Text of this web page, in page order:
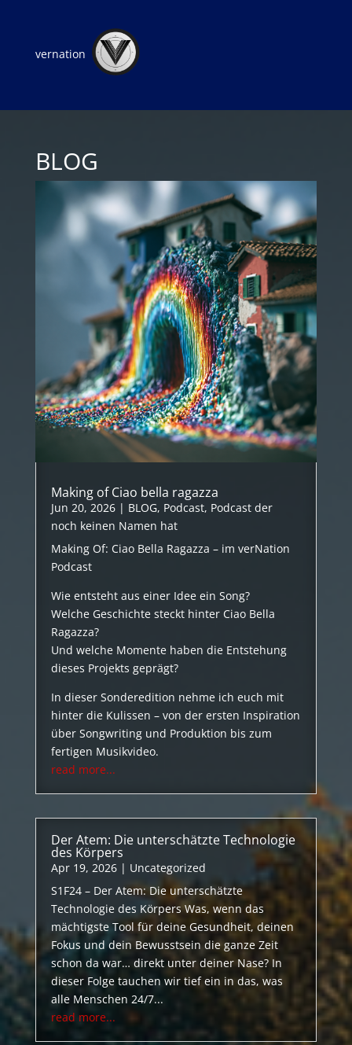
vernation
BLOG
Making of Ciao bella ragazza
Jun 20, 2026| BLOG, Podcast, Podcast der
noch keinen Namen hat
Making Of: Ciao Bella Ragazza – im verNation
Podcast
Wie entsteht aus einer Idee ein Song?
Welche Geschichte steckt hinter Ciao Bella
Ragazza?
Und welche Momente haben die Entstehung
dieses Projekts geprägt?
In dieser Sonderedition nehme ich euch mit
hinter die Kulissen – von der ersten Inspiration
über Songwriting und Produktion bis zum
fertigen Musikvideo.
read more...
Der Atem: Die unterschätzte Technologie
des Körpers
Apr 19, 2026| Uncategorized
S1F24 – Der Atem: Die unterschätzte
Technologie des Körpers Was, wenn das
mächtigste Tool für deine Gesundheit, deinen
Fokus und dein Bewusstsein die ganze Zeit
schon da war… direkt unter deiner Nase? In
dieser Folge tauchen wir tief ein in das, was
alle Menschen 24/7...
read more...